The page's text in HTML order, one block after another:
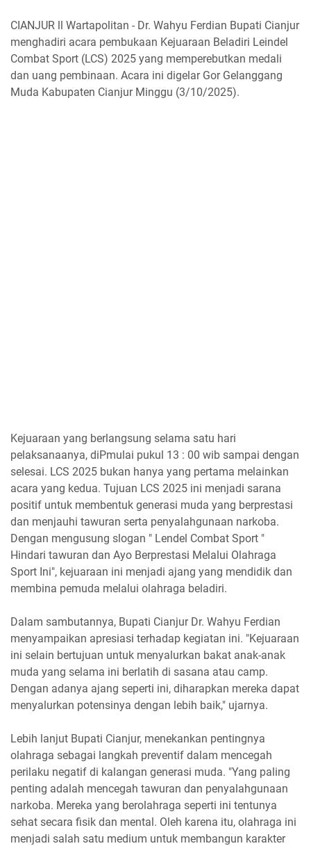
CIANJUR ll Wartapolitan - Dr. Wahyu Ferdian Bupati Cianjur
menghadiri acara pembukaan Kejuaraan Beladiri Leindel
Combat Sport (LCS) 2025 yang memperebutkan medali
dan uang pembinaan. Acara ini digelar Gor Gelanggang
Muda Kabupaten Cianjur Minggu (3/10/2025).
Kejuaraan yang berlangsung selama satu hari
pelaksanaanya, diPmulai pukul 13 : 00 wib sampai dengan
selesai. LCS 2025 bukan hanya yang pertama melainkan
acara yang kedua. Tujuan LCS 2025 ini menjadi sarana
positif untuk membentuk generasi muda yang berprestasi
dan menjauhi tawuran serta penyalahgunaan narkoba.
Dengan mengusung slogan " Lendel Combat Sport "
Hindari tawuran dan Ayo Berprestasi Melalui Olahraga
Sport Ini", kejuaraan ini menjadi ajang yang mendidik dan
membina pemuda melalui olahraga beladiri.
Dalam sambutannya, Bupati Cianjur Dr. Wahyu Ferdian
menyampaikan apresiasi terhadap kegiatan ini. "Kejuaraan
ini selain bertujuan untuk menyalurkan bakat anak-anak
muda yang selama ini berlatih di sasana atau camp.
Dengan adanya ajang seperti ini, diharapkan mereka dapat
menyalurkan potensinya dengan lebih baik," ujarnya.
Lebih lanjut Bupati Cianjur, menekankan pentingnya
olahraga sebagai langkah preventif dalam mencegah
perilaku negatif di kalangan generasi muda. "Yang paling
penting adalah mencegah tawuran dan penyalahgunaan
narkoba. Mereka yang berolahraga seperti ini tentunya
sehat secara fisik dan mental. Oleh karena itu, olahraga ini
menjadi salah satu medium untuk membangun karakter